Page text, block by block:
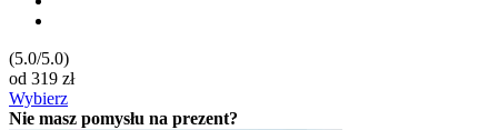
(5.0/5.0)
od 319 zł
Wybierz
Nie masz pomysłu na prezent?